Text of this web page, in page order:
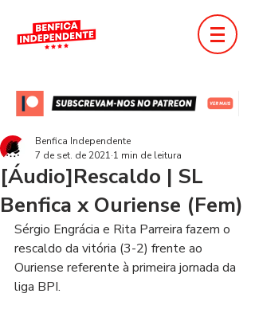
[Áudio]Rescaldo | SL
Benfica x Ouriense (Fem)
Benfica Independente
7 de set. de 2021 1 min de leitura
Sérgio Engrácia e Rita Parreira fazem o
rescaldo da vitória (3-2) frente ao
Ouriense referente à primeira jornada da
liga BPI.